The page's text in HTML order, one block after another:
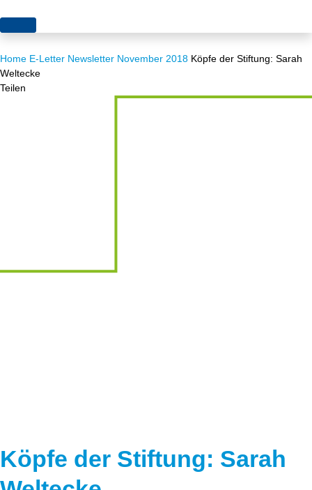
Themen
Akzeptanz
Europa
Projekte
Publikationen
Schriften zum Umweltenergierecht
Home E-Letter Newsletter November 2018 Köpfe der Stiftung: Sarah
Weltecke
Teilen
Köpfe der Stiftung: Sarah